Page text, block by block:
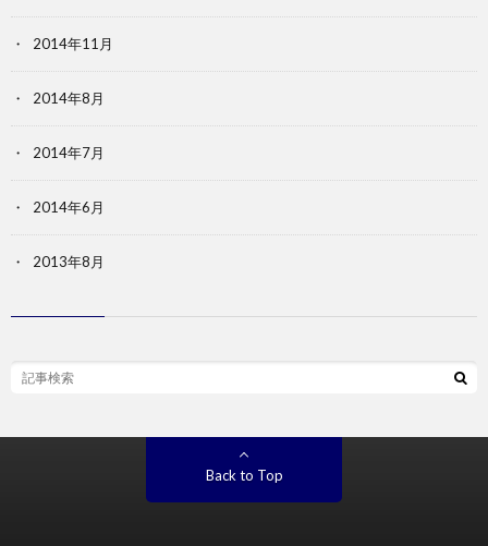
2014年11月
2014年8月
2014年7月
2014年6月
2013年8月
Back to Top